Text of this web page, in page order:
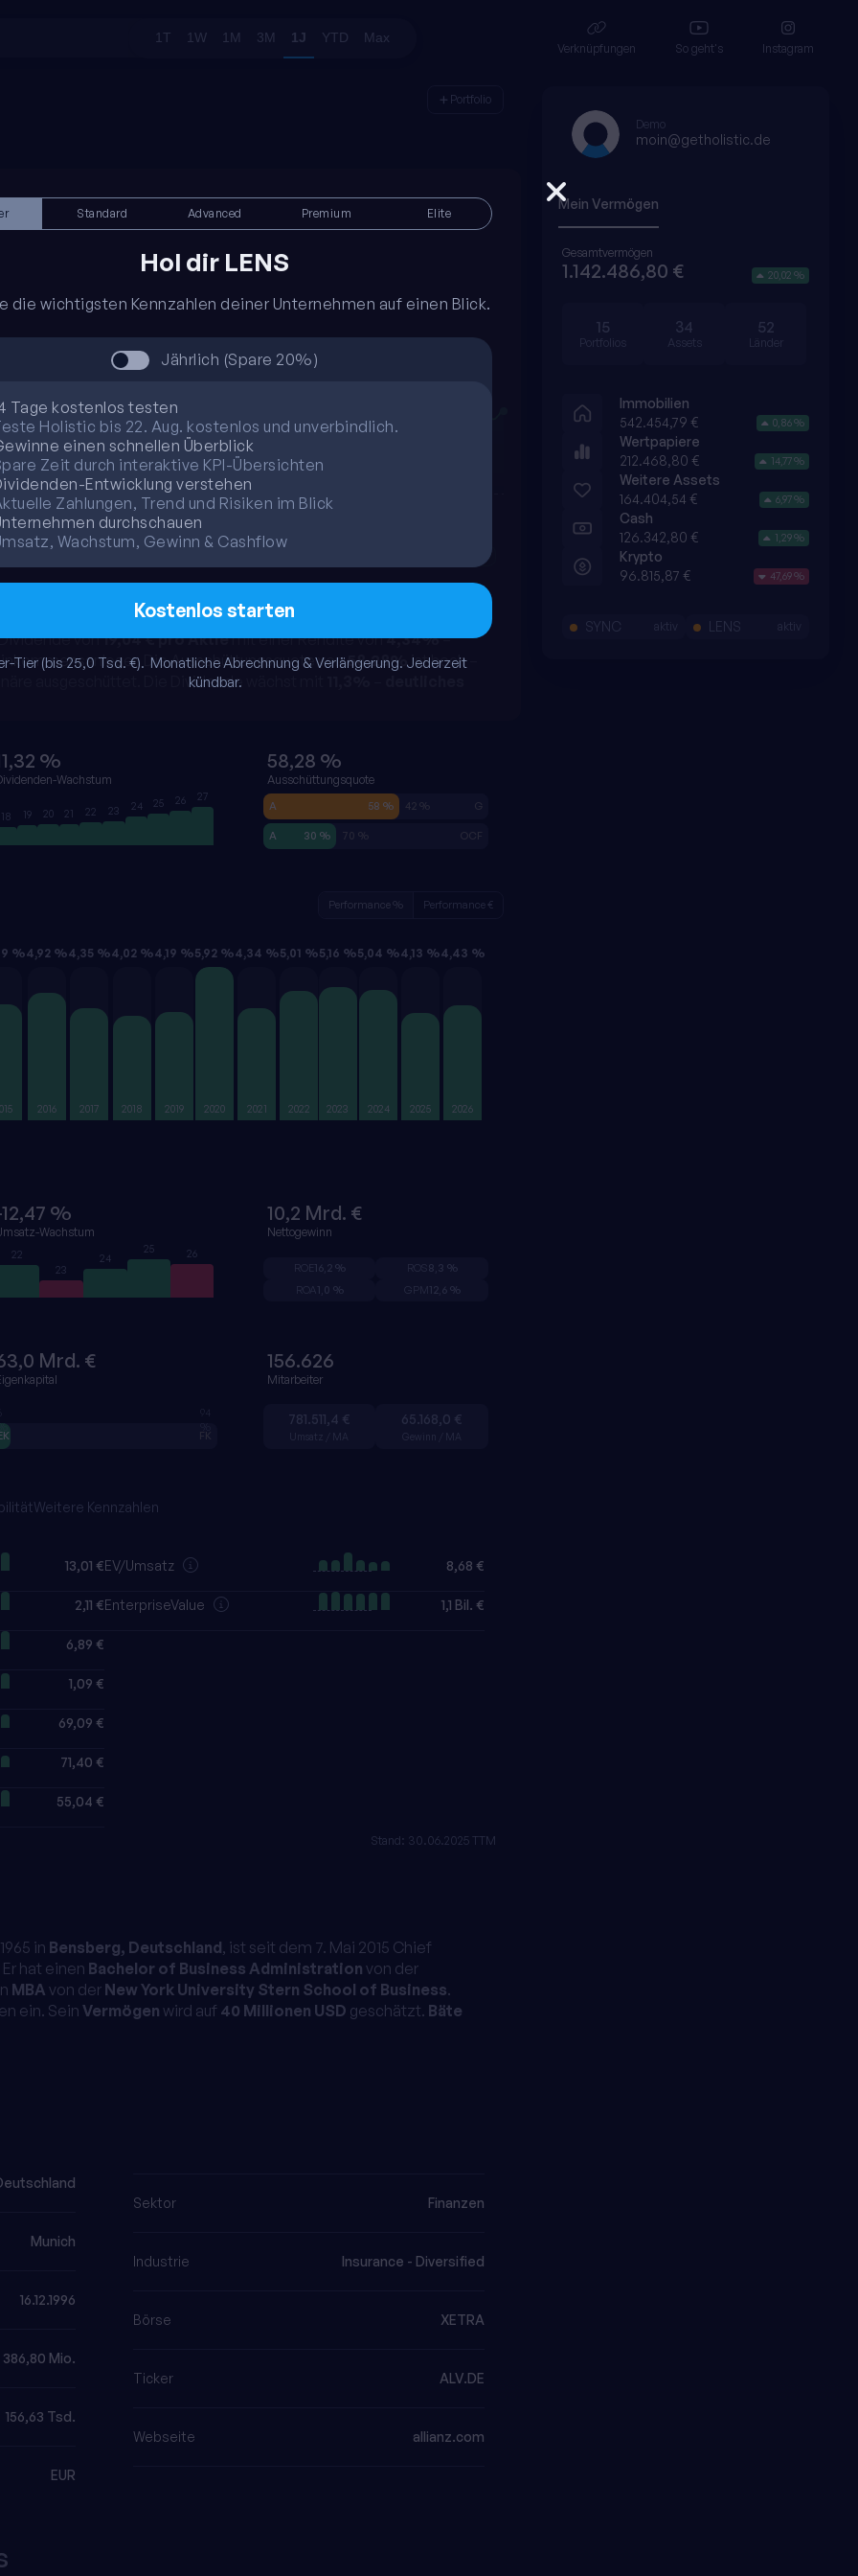
1T 1W 1M 3M 1J YTD Max
Verknüpfungen So geht's Instagram
Demo
moin@getholistic.de
Mein Vermögen
Gesamtvermögen
1.142.486,80 € 20,02 %
15
Portfolios
34
Assets
52
Länder
Immobilien
542.454,79 €
0,86 %
Wertpapiere
212.468,80 €
14,77 %
Weitere Assets
164.404,54 €
6,97 %
Cash
126.342,80 €
1,29 %
Krypto
96.815,87 €
47,69 %
SYNC aktiv LENS aktiv
Portfolio
von19,04 € pro Aktiemit einer Rendite von4,34%–
Die Ausschüttungsquote von58,28% ist hoch –
ausgeschüttet. Die Dividende wächst mit
%
Wachstum
18 19 20 21 22 23 24 25 26 27
58,28 %
Ausschüttungsquote
A 58 % 42 % G
A 30 % 70 % OCF
Performance % Performance €
%4,92 %
2016
4,35 %
2017
4,02 %
2018
4,19 %
2019
5,92 %
2020
4,34 %
2021
5,01 %
2022
5,16 %
2023
5,04 %
2024
4,13 %
2025
4,43 %
2026
%
Wachstum
22
23
24
25 26
10,2 Mrd. €
Nettogewinn
16,2 %
ROE 8,3 %
ROS
1,0 %
ROA 12,6 %
GPM
Mrd. €
94
FK
156.626
Mitarbeiter
781.511,4 €
Umsatz / MA
65.168,0 €
Gewinn / MA
Weitere Kennzahlen
13,01 €
2,11 €
6,89 €
1,09 €
69,09 €
71,40 €
55,04 €
EV/Umsatz 8,68 €
EnterpriseValue 1,1 Bil. €
Stand: 30.06.2025 TTM
in Bensberg, Deutschland, ist seit dem 7. Mai 2015 Chief
Er hat einen Bachelor of Business Administration von der
MBA von der New York University Stern School of Business.
ein. Sein Vermögen wird auf 40 Millionen USD geschätzt. Bäte
Munich
16.12.1996
386,80 Mio.
156,63 Tsd.
EUR
Sektor Finanzen
Industrie Insurance - Diversified
Börse XETRA
Ticker ALV.DE
Webseite allianz.com
Standard Advanced Premium Elite
Hol dir LENS
die wichtigsten Kennzahlen deiner Unternehmen auf einen Blick.
Jährlich (Spare 20%)
Tage kostenlos testen
Holistic bis 22. Aug. kostenlos und unverbindlich.
einen schnellen Überblick
Zeit durch interaktive KPI-Übersichten
Entwicklung verstehen
Zahlungen, Trend und Risiken im Blick
durchschauen
Wachstum, Gewinn & Cashflow
Kostenlos starten
Tier (bis 25,0 Tsd. €). MonatlicheAbrechnung & Verlängerung. Jederzeit
kündbar.